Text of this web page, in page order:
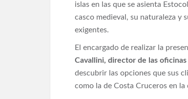
islas en las que se asienta
casco medieval, su naturaleza y
exigentes.
El encargado de realizar la
Cavallini, director de las
descubrir las opciones que sus
como la de Costa Cruceros en